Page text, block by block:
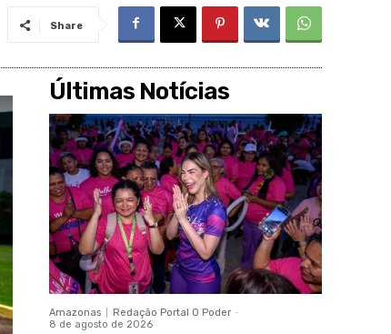
Share
Últimas Notícias
Amazonas Redação Portal O Poder -
8 de agosto de 2026